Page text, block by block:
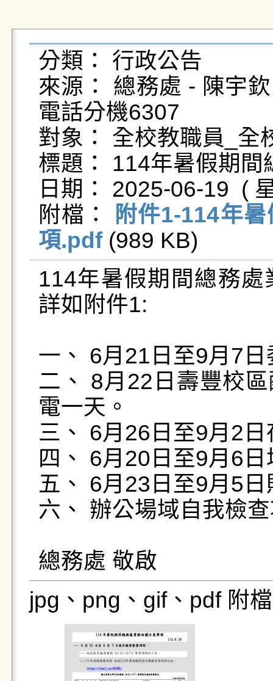
分類： 行政公告
來源： 總務處 - 陳宇
電話分機6307
對象： 全校教職員_全
標題： 114年暑假期
日期： 2025-06-19  (
附檔：
附件1-114年
項.pdf (989 KB)
114年暑假期間總務
詳如附件1:
一、 6月21日至9月7
二、 8月22日壽豐校
電一天。
三、 6月26日至9月2
四、 6月20日至9月6
五、 6月23日至9月5
六、 辦公場域自我檢
總務處 敬啟
jpg、png、gif、pdf 附